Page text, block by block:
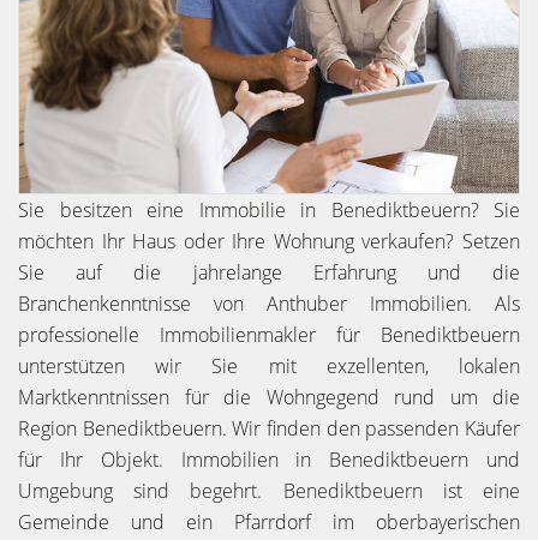
Sie besitzen eine Immobilie in Benediktbeuern? Sie
möchten Ihr Haus oder Ihre Wohnung verkaufen? Setzen
Sie auf die jahrelange Erfahrung und die
Branchenkenntnisse von Anthuber Immobilien. Als
professionelle Immobilienmakler für Benediktbeuern
unterstützen wir Sie mit exzellenten, lokalen
Marktkenntnissen für die Wohngegend rund um die
Region Benediktbeuern. Wir finden den passenden Käufer
für Ihr Objekt. Immobilien in Benediktbeuern und
Umgebung sind begehrt. Benediktbeuern ist eine
Gemeinde und ein Pfarrdorf im oberbayerischen